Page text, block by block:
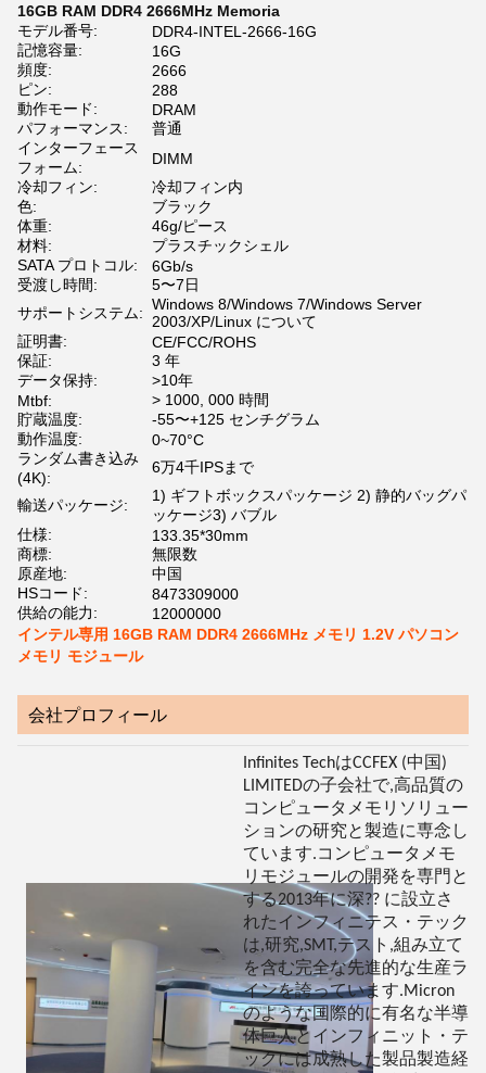
16GB RAM DDR4 2666MHz Memoria
モデル番号:
DDR4-INTEL-2666-16G
記憶容量:
16G
頻度:
2666
ピン:
288
動作モード:
DRAM
パフォーマンス:
普通
インターフェース
フォーム:
DIMM
冷却フィン:
冷却フィン内
色:
ブラック
体重:
46g/ピース
材料:
プラスチックシェル
SATA プロトコル:
6Gb/s
受渡し時間:
5〜7日
サポートシステム: Windows 8/Windows 7/Windows Server
2003/XP/Linux について
証明書:
CE/FCC/ROHS
保証:
3 年
データ保持:
>10年
Mtbf:
> 1000, 000 時間
貯蔵温度:
-55〜+125 センチグラム
動作温度:
0~70°C
ランダム書き込み
(4K):
6万4千IPSまで
輸送パッケージ:
1) ギフトボックスパッケージ 2) 静的バッグパ
ッケージ3) バブル
仕様:
133.35*30mm
商標:
無限数
原産地:
中国
HSコード:
8473309000
供給の能力:
12000000
インテル専用 16GB RAM DDR4 2666MHz メモリ 1.2V パソコン
メモリ モジュール
会社プロフィール
Infinites TechはCCFEX (中国)
LIMITEDの子会社で,高品質の
コンピュータメモリソリュー
ションの研究と製造に専念し
ています.コンピュータメモ
リモジュールの開発を専門と
する2013年に深?? に設立さ
れたインフィニテス・テック
は,研究,SMT,テスト,組み立て
を含む完全な先進的な生産ラ
インを誇っています.Micron
のような国際的に有名な半導
体巨人とインフィニット・テ
ックには成熟した製品製造経